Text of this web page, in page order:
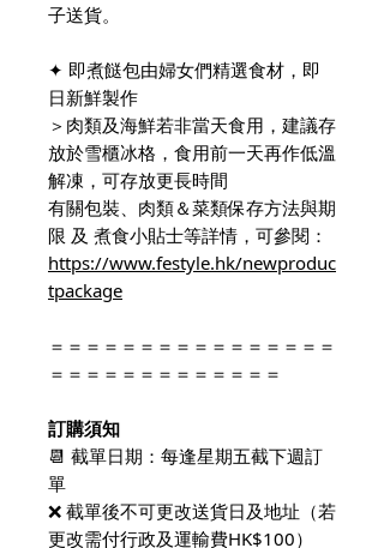
子送貨。
✦ 即煮餸包由婦女們精選食材，即
日新鮮製作
＞肉類及海鮮若非當天食用，建議存
放於雪櫃冰格，食用前一天再作低溫
解凍，可存放更長時間
有關包裝、肉類＆菜類保存方法與期
限 及 煮食小貼士等詳情，可參閱：
https://www.festyle.hk/newproduc
tpackage
＝＝＝＝＝＝＝＝＝＝＝＝＝＝＝＝
＝＝＝＝＝＝＝＝＝＝＝＝＝
訂購須知
📆 截單日期： 每逢星期五截下週訂
單
❌ 截單後不可更改送貨日及地址（若
更改需付行政及運輸費HK$100）